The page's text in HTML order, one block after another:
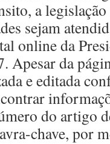
a
sejam
online da
Apesar da
e editada
do artigo
chave, por